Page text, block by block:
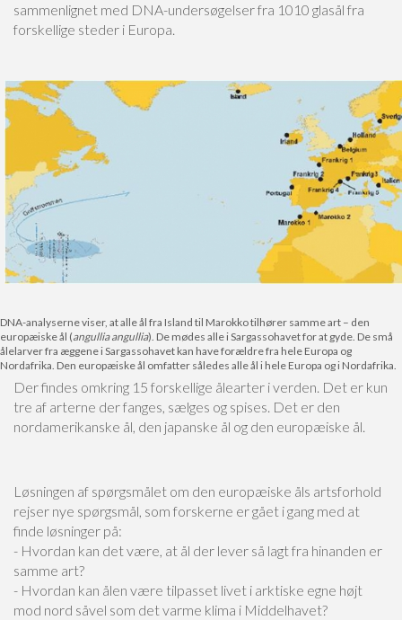
sammenlignet med DNA-undersøgelser fra 1010 glasål fra
forskellige steder i Europa.
DNA-analyserne viser, at alle ål fra Island til Marokko tilhører samme art – den
europæiske ål (angullia angullia). De mødes alle i Sargassohavet for at gyde. De små
ålelarver fra æggene i Sargassohavet kan have forældre fra hele Europa og
Nordafrika. Den europæiske ål omfatter således alle ål i hele Europa og i Nordafrika.
Der findes omkring 15 forskellige ålearter i verden. Det er kun
tre af arterne der fanges, sælges og spises. Det er den
nordamerikanske ål, den japanske ål og den europæiske ål.
Løsningen af spørgsmålet om den europæiske åls artsforhold
rejser nye spørgsmål, som forskerne er gået i gang med at
finde løsninger på:
- Hvordan kan det være, at ål der lever så lagt fra hinanden er
samme art?
- Hvordan kan ålen være tilpasset livet i arktiske egne højt
mod nord såvel som det varme klima i Middelhavet?